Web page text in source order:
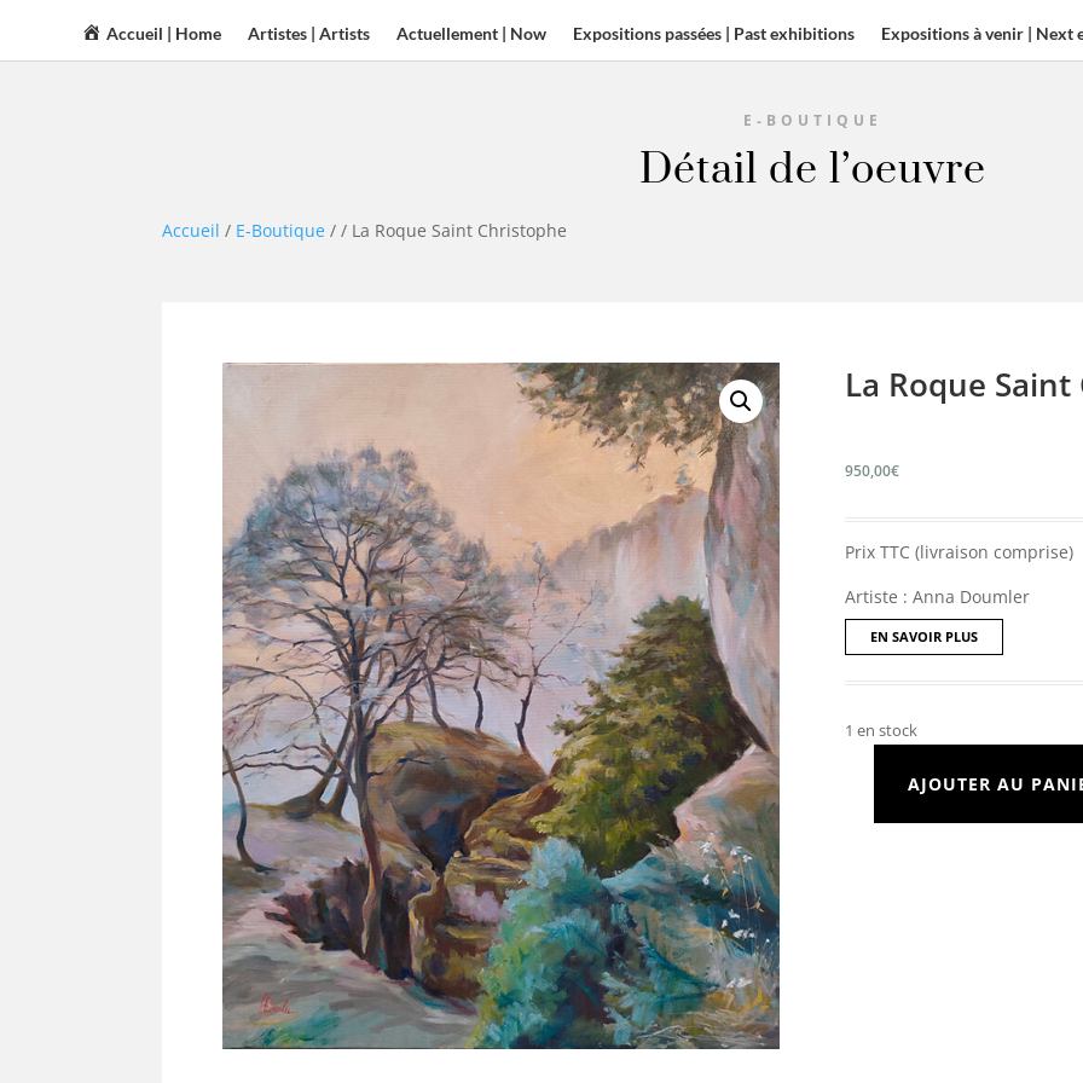
Accueil | Home Artistes | Artists Actuellement | Now Expositions passées | Past exhibitions Expositions à venir | Next
E-BOUTIQUE
Détail de l’oeuvre
Accueil / E-Boutique // La Roque Saint Christophe
La Roque
950,00€
Prix TTC (livraison comprise)
Artiste : Anna Doumler
EN SAVOIR PLUS
1 en stock
quantité
AJOUTER AU